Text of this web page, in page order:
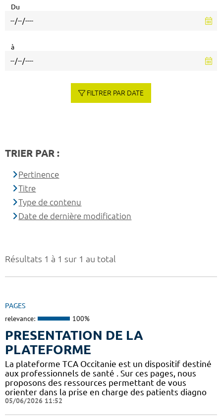
Résultats 1 à 1 sur 1 au total
PAGES
relevance: 100%
PRESENTATION DE LA
PLATEFORME
La plateforme TCA Occitanie est un dispositif destiné
aux professionnels de santé . Sur ces pages, nous
proposons des ressources permettant de vous
orienter dans la prise en charge des patients diagno
05/06/2026 11:52
Du
à
FILTRER PAR DATE
TRIER PAR :
Pertinence
Titre
Type de contenu
Date de dernière modification